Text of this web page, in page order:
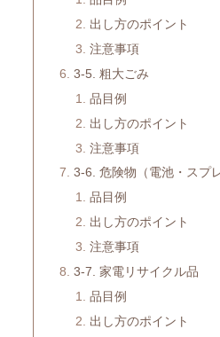
出し方のポイント
注意事項
3-5. 粗大ごみ
品目例
出し方のポイント
注意事項
3-6. 危険物（電池・スプ
品目例
出し方のポイント
注意事項
3-7. 家電リサイクル品
品目例
出し方のポイント